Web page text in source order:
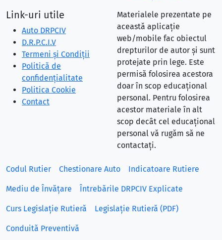
Link-uri utile
Auto DRPCIV
D.R.P.C.I.V
Termeni și Condiții
Politică de
confidențialitate
Politica Cookie
Contact
Materialele prezentate pe
această aplicație
web/mobile fac obiectul
drepturilor de autor și sunt
protejate prin lege. Este
permisă folosirea acestora
doar în scop educațional
personal. Pentru folosirea
acestor materiale în alt
scop decât cel educațional
personal vă rugăm să ne
contactați.
Codul Rutier Chestionare Auto Indicatoare Rutiere
Mediu de Învățare Întrebările DRPCIV Explicate
Curs Legislație Rutieră Legislație Rutieră (PDF)
Conduită Preventivă